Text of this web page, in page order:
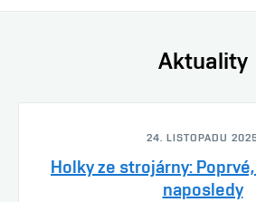
Aktuality
24. LISTOPADU
Holky ze strojárny:
naposledy